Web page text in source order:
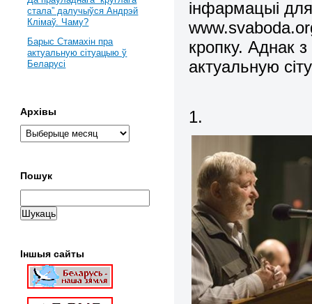
інфармацыі
кропку. Аднак
актуальную
1.
стала” далучыўся Андрэй
Клімаў. Чаму?
Барыс Стамахін пра
актуальную сітуацыю ў
Беларусі
Архівы
Пошук
Іншыя сайты